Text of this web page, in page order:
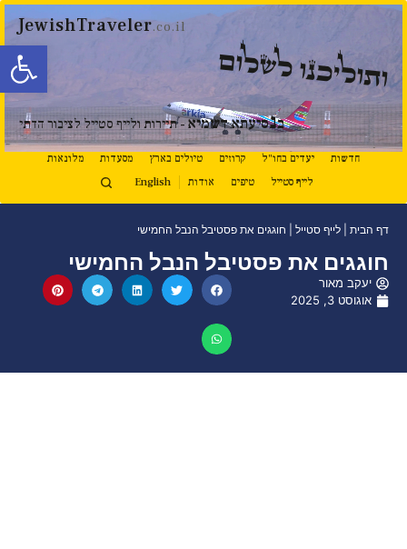
פתח
JewishTraveler.co.il
ותוליכנו לשלום
בנסיעתא דשמיא - תיירות ולייף סטייל לציבור הדתי
חדשות יעדים בחו"ל קרוזים טיולים בארץ מסעדות
מלונאות
לייף סטייל
טיפים אודות English
דף הבית לייף סטייל חוגגים את פסטיבל הנבל החמישי
חוגגים את פסטיבל הנבל החמישי
יעקב מאור
אוגוסט 3, 2025